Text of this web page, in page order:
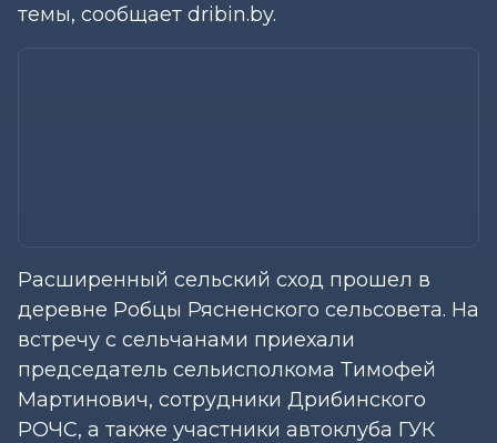
темы, сообщает dribin.by.
Расширенный сельский сход прошел в
деревне Робцы Рясненского сельсовета. На
встречу с сельчанами приехали
председатель сельисполкома Тимофей
Мартинович, сотрудники Дрибинского
РОЧС, а также участники автоклуба ГУК